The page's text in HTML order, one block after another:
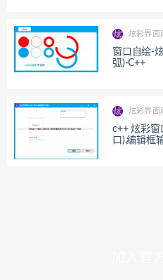
炫彩界面
窗口自绘-
弧)-C++
炫彩界面
c++ 炫彩窗
口),编辑框